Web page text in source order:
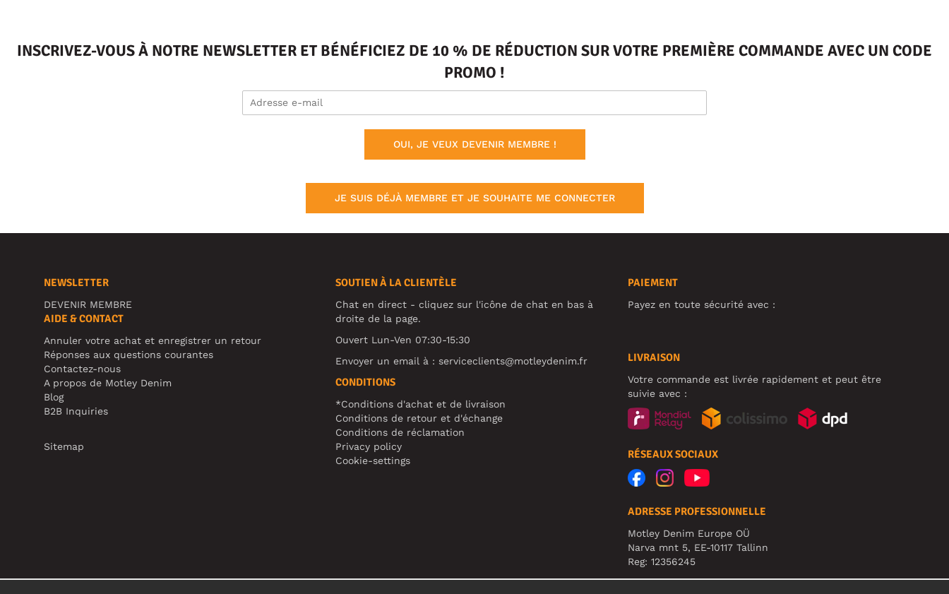
INSCRIVEZ-VOUS À NOTRE NEWSLETTER ET BÉNÉFICIEZ DE 10 % DE RÉDUCTION SUR VOTRE PREMIÈRE COMMANDE AVEC UN CODE
PROMO !
OUI, JE VEUX DEVENIR MEMBRE !
JE SUIS DÉJÀ MEMBRE ET JE SOUHAITE ME CONNECTER
NEWSLETTER
DEVENIR MEMBRE
AIDE & CONTACT
Annuler votre achat et enregistrer un retour
Réponses aux questions courantes
Contactez-nous
A propos de Motley Denim
Blog
B2B Inquiries
Sitemap
SOUTIEN À LA CLIENTÈLE
Chat en direct - cliquez sur l'icône de chat en bas à
droite de la page.
Ouvert Lun-Ven 07:30-15:30
Envoyer un email à :serviceclients@motleydenim.fr
CONDITIONS
*Conditions d'achat et de livraison
Conditions de retour et d'échange
Conditions de réclamation
Privacy policy
Cookie-settings
PAIEMENT
Payez en toute sécurité avec :
LIVRAISON
Votre commande est livrée rapidement et peut être
suivie avec :
RÉSEAUX SOCIAUX
ADRESSE PROFESSIONNELLE
Motley Denim Europe OÜ
Narva mnt 5, EE-10117 Tallinn
Reg: 12356245
ATTENTION ! N'envoyez pas les retours de produits à